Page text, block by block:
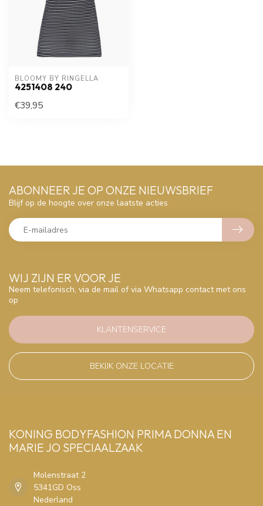
BLOOMY BY RINGELLA
4251408 240
€39,95
WIJ ZIJN ER VOOR JE
Neem telefonisch, via de mail of via Whatsapp contact met ons
op
KLANTENSERVICE
BEKIJK ONZE LOCATIE
ABONNEER JE OP ONZE NIEUWSBRIEF
Blijf op de hoogte over onze laatste acties
KONING BODYFASHION PRIMA DONNA EN
MARIE JO SPECIAALZAAK
Molenstraat 2
5341GD Oss
Nederland